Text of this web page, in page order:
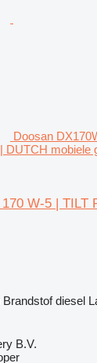
Doosan
DUTCH mobiele
W-5 | TILT
Brandstof diesel
B.V.